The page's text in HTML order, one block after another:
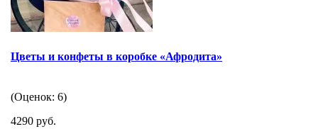
Цветы и конфеты в коробке «Афродита»
(Оценок: 6)
4290 руб.